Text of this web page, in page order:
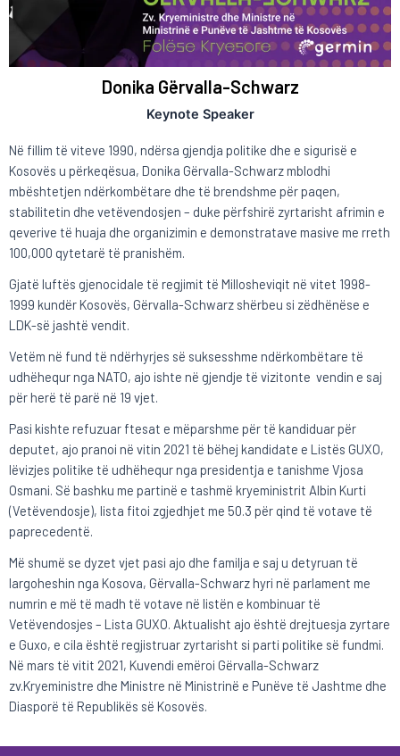
Donika Gërvalla-Schwarz
Keynote Speaker
Në fillim të viteve 1990, ndërsa gjendja politike dhe e sigurisë e
Kosovës u përkeqësua, Donika Gërvalla-Schwarz mblodhi
mbështetjen ndërkombëtare dhe të brendshme për paqen,
stabilitetin dhe vetëvendosjen – duke përfshirë zyrtarisht afrimin e
qeverive të huaja dhe organizimin e demonstratave masive me rreth
100,000 qytetarë të pranishëm.
Gjatë luftës gjenocidale të regjimit të Millosheviqit në vitet 1998-
1999 kundër Kosovës, Gërvalla-Schwarz shërbeu si zëdhënëse e
LDK-së jashtë vendit.
Vetëm në fund të ndërhyrjes së suksesshme ndërkombëtare të
udhëhequr nga NATO, ajo ishte në gjendje të vizitonte vendin e saj
për herë të parë në 19 vjet.
Pasi kishte refuzuar ftesat e mëparshme për të kandiduar për
deputet, ajo pranoi në vitin 2021 të bëhej kandidate e Listës GUXO,
lëvizjes politike të udhëhequr nga presidentja e tanishme Vjosa
Osmani. Së bashku me partinë e tashmë kryeministrit Albin Kurti
(Vetëvendosje), lista fitoi zgjedhjet me 50.3 për qind të votave të
paprecedentë.
Më shumë se dyzet vjet pasi ajo dhe familja e saj u detyruan të
largoheshin nga Kosova, Gërvalla-Schwarz hyri në parlament me
numrin e më të madh të votave në listën e kombinuar të
Vetëvendosjes – Lista GUXO. Aktualisht ajo është drejtuesja zyrtare
e Guxo, e cila është regjistruar zyrtarisht si parti politike së fundmi.
Në mars të vitit 2021, Kuvendi emëroi Gërvalla-Schwarz
zv.Kryeministre dhe Ministre në Ministrinë e Punëve të Jashtme dhe
Diasporë të Republikës së Kosovës.